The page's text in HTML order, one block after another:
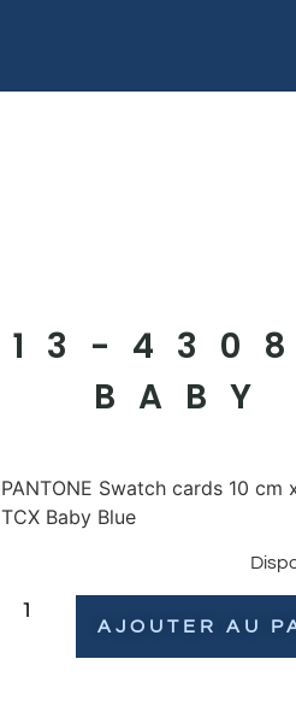
13-
BABY
PANTONE Swatch cards 10 cm
TCX Baby Blue
AJOUTER AU